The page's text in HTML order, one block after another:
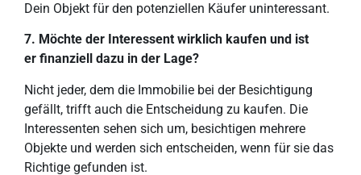
Dein Objekt für den potenziellen Käufer uninteressant.
7. Möchte der Interessent wirklich kaufen und ist
er finanziell dazu in der Lage?
Nicht jeder, dem die Immobilie bei der Besichtigung
gefällt, trifft auch die Entscheidung zu kaufen. Die
Interessenten sehen sich um, besichtigen mehrere
Objekte und werden sich entscheiden, wenn für sie das
Richtige gefunden ist.